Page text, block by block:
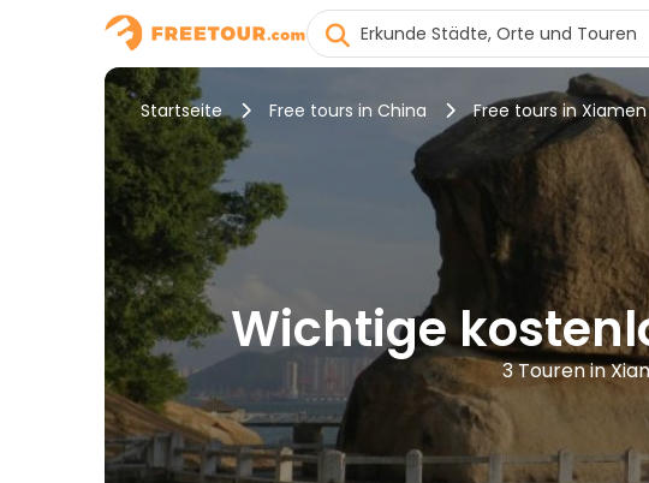
Startseite Free tours in China Free tours in Xiamen
Wichtige
3 Touren in